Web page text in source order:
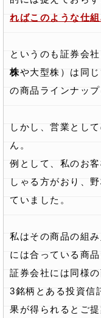
ればこのような仕
というのも証券会
株や大型株）は同
の商品ラインナッ
しかし、営業とし
ん。
例として、私のお
しゃる方がおり、
ていました。
私はその商品の組
には合っている商
証券会社には同様
3銘柄とある投資信
果が得られるとご